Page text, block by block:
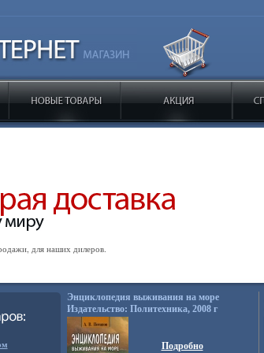
для наших дилеров.
Энциклопедия выживания на море
Издательство: Политехника, 2008 г
Твердый переплет, 312 стр ISBN 978-5-
7325-0670-9 Тираж: 3000 экз Формат:
70x90/32 (~113х165 мм) инфо 3902q.
Подробно